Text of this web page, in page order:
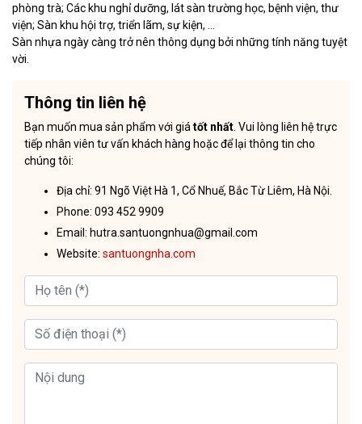
phòng trà; Các khu nghỉ dưỡng, lát sàn trường học, bệnh viện, thư
viện; Sàn khu hội trợ, triển lãm, sự kiện, …
Sàn nhựa ngày càng trở nên thông dụng bởi những tính năng tuyệt
vời.
Thông tin liên hệ
Bạn muốn mua sản phẩm với giá tốt nhất . Vui lòng liên hệ trực
tiếp nhân viên tư vấn khách hàng hoặc để lại thông tin cho
chúng tôi:
Địa chỉ: 91 Ngõ Việt Hà 1, Cổ Nhuế, Bắc Từ Liêm, Hà Nội.
Phone: 093 452 9909
Email: hutra.santuongnhua@gmail.com
Website: santuongnha.com